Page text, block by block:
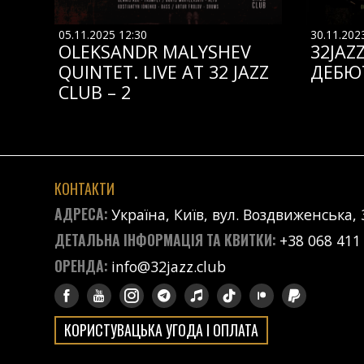
05.11.2025 12:30
OLEKSANDR MALYSHEV
QUINTET. LIVE AT 32 JAZZ
CLUB – 2
КОНТАКТИ
АДРЕСА:Україна, Київ, вул. Воздвиженська,
ДЕТАЛЬНА ІНФОРМАЦІЯ ТА КВИТКИ: +38 068
ОРЕНДА: info@32jazz.club
КОРИСТУВАЦЬКА УГОДА І ОПЛАТА